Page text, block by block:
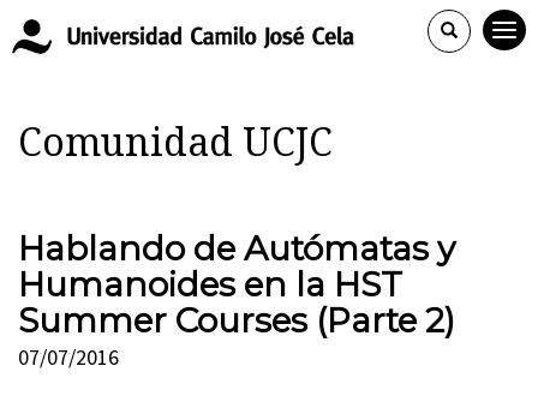
Comunidad UCJC
Hablando de Autómatas y
Humanoides en la HST
Summer Courses (Parte 2)
07/07/2016